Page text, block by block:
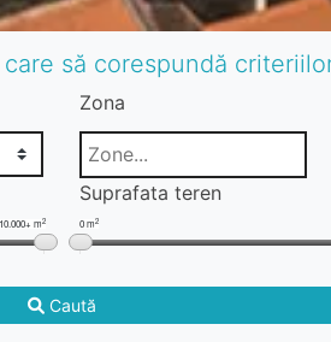
să corespundă
Zona
10.000+ m2
Suprafata teren
0 m2
Caută